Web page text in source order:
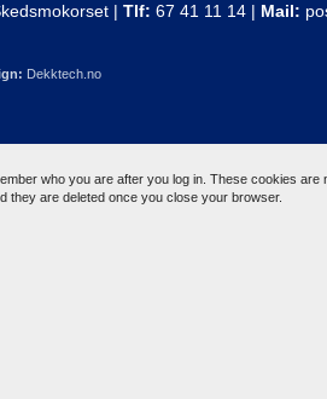
| Tlf: 67 41 11 14 | Mail:
Dekktech.no
who you are after you log in. These cookies are
they are deleted once you close your browser.